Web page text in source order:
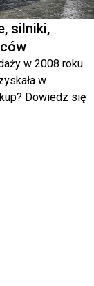
silniki,
w 2008 roku.
w
Dowiedz się